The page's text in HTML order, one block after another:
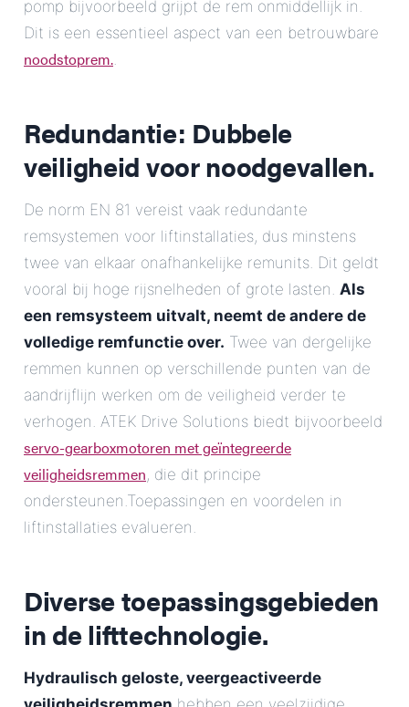
pomp bijvoorbeeld grijpt de rem onmiddellijk in.
Dit is een essentieel aspect van een betrouwbare
noodstoprem..
Redundantie: Dubbele
veiligheid voor noodgevallen.
De norm EN 81 vereist vaak redundante
remsystemen voor liftinstallaties, dus minstens
twee van elkaar onafhankelijke remunits. Dit geldt
vooral bij hoge rijsnelheden of grote lasten. Als
een remsysteem uitvalt, neemt de andere de
volledige remfunctie over. Twee van dergelijke
remmen kunnen op verschillende punten van de
aandrijflijn werken om de veiligheid verder te
verhogen. ATEK Drive Solutions biedt bijvoorbeeld
servo-gearboxmotoren met geïntegreerde
veiligheidsremmen, die dit principe
ondersteunen.Toepassingen en voordelen in
liftinstallaties evalueren.
Diverse toepassingsgebieden
in de lifttechnologie.
Hydraulisch geloste, veergeactiveerde